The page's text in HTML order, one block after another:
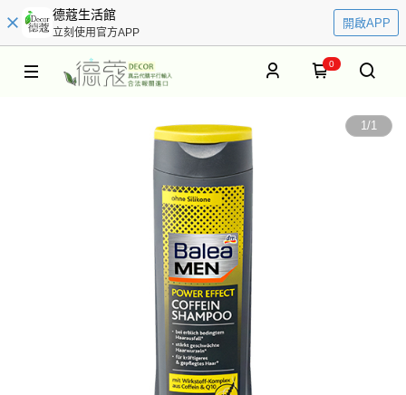
德蔻生活館
立刻使用官方APP
開啟APP
0
1/1